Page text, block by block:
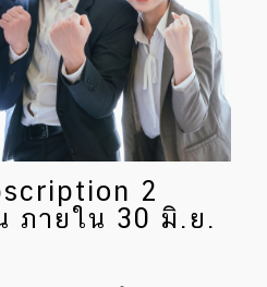
2
ภายใน 30 มิ.ย.